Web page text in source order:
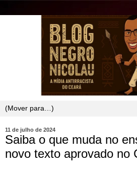
11 de julho de 2024
Saiba o que muda no
novo texto aprovado no